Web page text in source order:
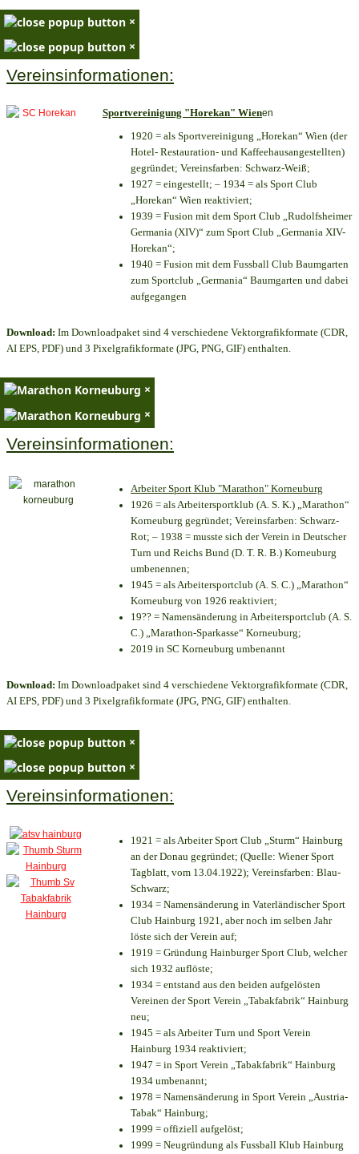
×
×
Vereinsinformationen:
Sportvereinigung "Horekan" Wienen
1920 = als Sportvereinigung „Horekan“ Wien (der
Hotel- Restauration- und Kaffeehausangestellten)
gegründet; Vereinsfarben: Schwarz-Weiß;
1927 = eingestellt; – 1934 = als Sport Club
„Horekan“ Wien reaktiviert;
1939 = Fusion mit dem Sport Club „Rudolfsheimer
Germania (XIV)“ zum Sport Club „Germania XIV-
Horekan“;
1940 = Fusion mit dem Fussball Club Baumgarten
zum Sportclub „Germania“ Baumgarten und dabei
aufgegangen
Download: Im Downloadpaket sind 4 verschiedene Vektorgrafikformate (CDR,
AI EPS, PDF) und 3 Pixelgrafikformate (JPG, PNG, GIF) enthalten.
×
×
Vereinsinformationen:
Arbeiter Sport Klub "Marathon" Korneuburg
1926 = als Arbeitersportklub (A. S. K.) „Marathon“
Korneuburg gegründet; Vereinsfarben: Schwarz-
Rot; – 1938 = musste sich der Verein in Deutscher
Turn und Reichs Bund (D. T. R. B.) Korneuburg
umbenennen;
1945 = als Arbeitersportclub (A. S. C.) „Marathon“
Korneuburg von 1926 reaktiviert;
19?? = Namensänderung in Arbeitersportclub (A. S.
C.) „Marathon-Sparkasse“ Korneuburg;
2019 in SC Korneuburg umbenannt
Download: Im Downloadpaket sind 4 verschiedene Vektorgrafikformate (CDR,
AI EPS, PDF) und 3 Pixelgrafikformate (JPG, PNG, GIF) enthalten.
×
×
Vereinsinformationen:
1921 = als Arbeiter Sport Club „Sturm“ Hainburg
an der Donau gegründet; (Quelle: Wiener Sport
Tagblatt, vom 13.04.1922); Vereinsfarben: Blau-
Schwarz;
1934 = Namensänderung in Vaterländischer Sport
Club Hainburg 1921, aber noch im selben Jahr
löste sich der Verein auf;
1919 = Gründung Hainburger Sport Club, welcher
sich 1932 auflöste;
1934 = entstand aus den beiden aufgelösten
Vereinen der Sport Verein „Tabakfabrik“ Hainburg
neu;
1945 = als Arbeiter Turn und Sport Verein
Hainburg 1934 reaktiviert;
1947 = in Sport Verein „Tabakfabrik“ Hainburg
1934 umbenannt;
1978 = Namensänderung in Sport Verein „Austria-
Tabak“ Hainburg;
1999 = offiziell aufgelöst;
1999 = Neugründung als Fussball Klub Hainburg